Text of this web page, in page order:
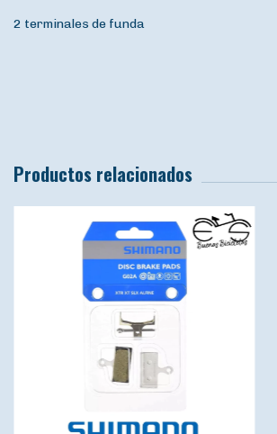
2 terminales de funda
Productos relacionados